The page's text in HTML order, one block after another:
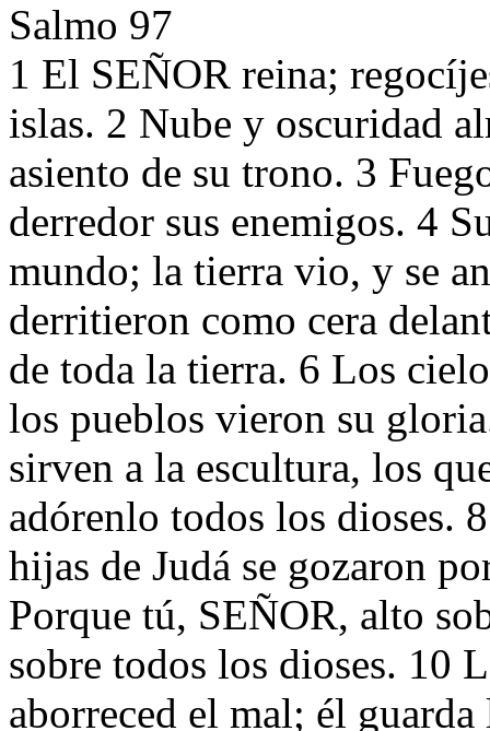
Salmo 97
1 El SEÑOR reina;
islas. 2 Nube y oscuridad
asiento de su trono. 3
derredor sus enemigos. 4
mundo; la tierra vio, y se
derritieron como cera
de toda la tierra. 6 Los
los pueblos vieron su
sirven a la escultura, los
adórenlo todos los dioses.
hijas de Judá se gozaron
Porque tú, SEÑOR, alto
sobre todos los dioses. 10
aborreced el mal; él